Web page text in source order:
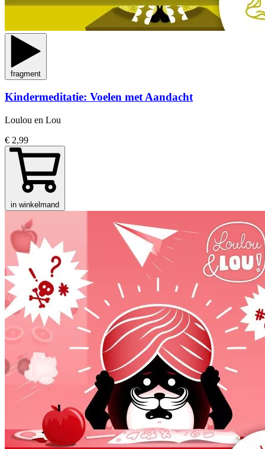
fragment
Kindermeditatie: Voelen met Aandacht
Loulou en Lou
€ 2,99
in winkelmand